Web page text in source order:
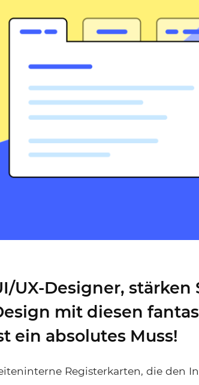
Zusammenarbeit
Gemeinsam besser designen
18 UI Bibliothek, neueste Geräte
UX-Designer,
mit diesen
ein absolutes Muss!
Registerkarten, die den